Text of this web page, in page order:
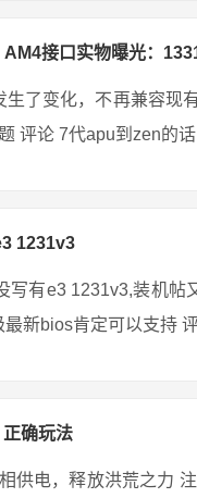
接口实物曝光：
生了变化，不再兼容
评论 7代apu到zen的
1231v3
写有e3 1231v3,装机
新bios肯定可以支持
确玩法
供电，释放洪荒之力